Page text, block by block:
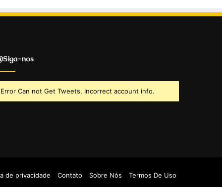
nos
Error Can not Get Tweets, Incorrect account info.
de privacidade Contato Sobre Nós Termos De Uso